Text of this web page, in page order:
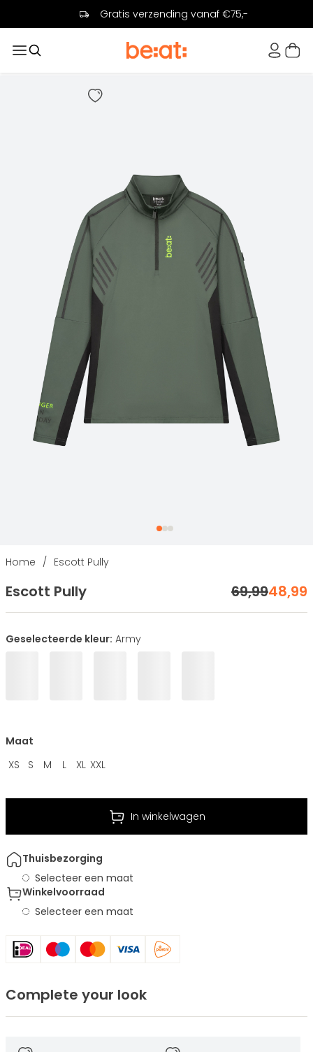
Gratis verzending vanaf €75,-
Home / Escott Pully
Escott Pully 69,9948,99
Geselecteerde kleur: Army
Maat
XS
S M L XL XXL
In winkelwagen
Thuisbezorging
Selecteer een maat
Winkelvoorraad
Selecteer een maat
Complete your look